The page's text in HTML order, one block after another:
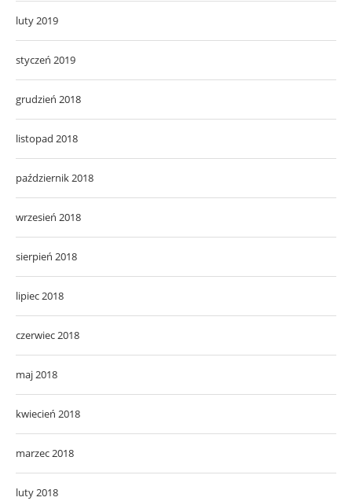
luty 2019
styczeń 2019
grudzień 2018
listopad 2018
październik 2018
wrzesień 2018
sierpień 2018
lipiec 2018
czerwiec 2018
maj 2018
kwiecień 2018
marzec 2018
luty 2018